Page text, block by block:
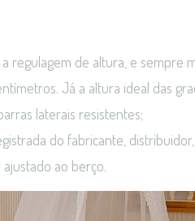
regulagem de altura, e sempre
Já a altura ideal das
laterais resistentes;
do fabricante,
ao berço.